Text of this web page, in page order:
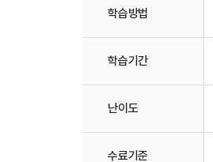
학습방법
학습기간
난이도
수료기준